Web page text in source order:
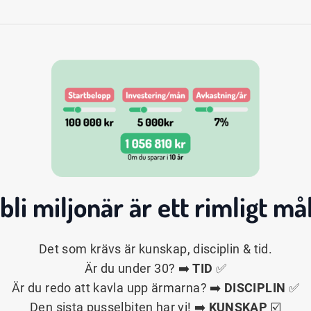
miljonärär ett rimligt
Det som krävs är kunskap, disciplin & tid.
Är du under 30? ➡️TID ✅
Är du redo att kavla upp ärmarna? ➡️ DISCIPLIN ✅
Den sista pusselbiten har vi! ➡️ KUNSKAP ☑️